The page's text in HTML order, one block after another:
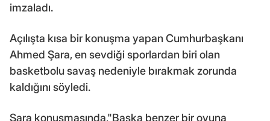
imzaladı.
Açılışta kısa bir konuşma yapan Cumhurbaşkanı
Ahmed Şara, en sevdiği sporlardan biri olan
basketbolu savaş nedeniyle bırakmak zorunda
kaldığını söyledi.
Şara konuşmasında,"Başka benzer bir oyuna